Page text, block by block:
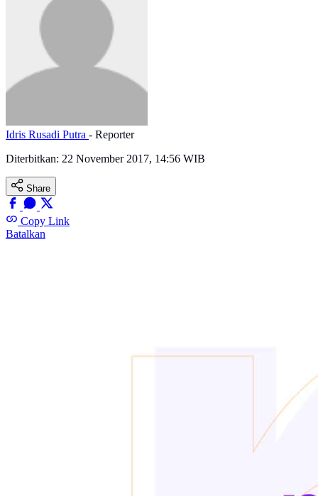
Idris Rusadi Putra - Reporter
Diterbitkan: 22 November 2017, 14:56 WIB
Share
Copy Link
Batalkan